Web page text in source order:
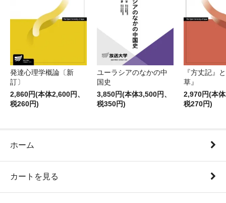
発達心理学概論〔新
訂〕
2,860円(本体2,600円、
税260円)
ユーラシアのなかの中
国史
3,850円(本体3,500円、
税350円)
『方丈記』
草』
2,970円(本
税270円)
ホーム
カートを見る